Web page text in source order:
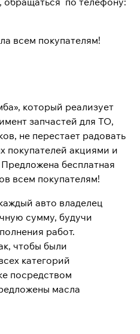
который реализует
запчастей для ТО,
не перестает радовать
покупателей акциями и
бесплатная
всем покупателям!
авто владелец
сумму, будучи
работ.
чтобы были
категорий
посредством
масла